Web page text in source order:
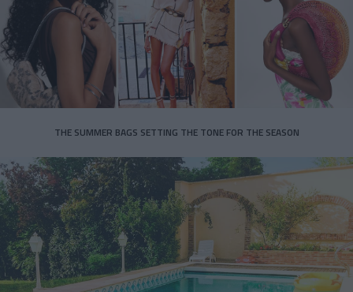
THE SUMMER BAGS SETTING THE TONE FOR THE SEASON